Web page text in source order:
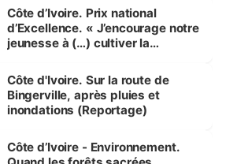
Côte d’Ivoire. Prix national
d’Excellence. « J’encourage notre
jeunesse à (…) cultiver la
(Alassane Ouattara
Côte d'Ivoire. Sur la route de
Bingerville, après pluies et
inondations (Reportage)
Côte d’Ivoire - Environnement.